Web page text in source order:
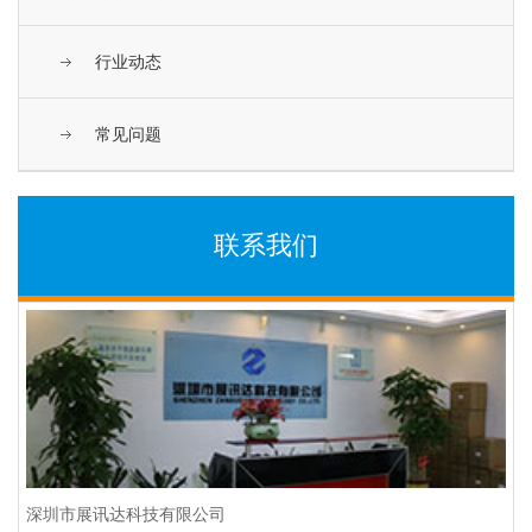
行业动态
常见问题
联系我们
深圳市展讯达科技有限公司